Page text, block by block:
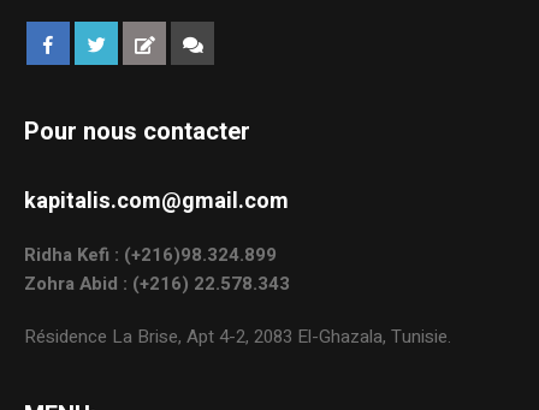
Pour nous contacter
kapitalis.com@gmail.com
Ridha Kefi : (+216)98.324.899
Zohra Abid : (+216) 22.578.343
Résidence La Brise, Apt 4-2, 2083 El-Ghazala, Tunisie.